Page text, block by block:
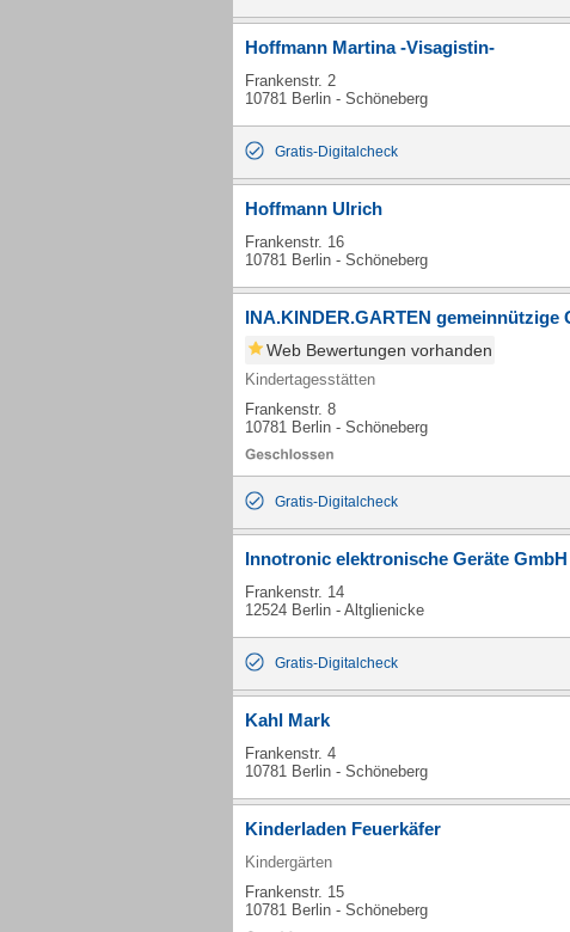
Hoffmann Martina -Visagistin-
Frankenstr. 2
10781 Berlin - Schöneberg
Gratis-Digitalcheck
Hoffmann Ulrich
Frankenstr. 16
10781 Berlin - Schöneberg
INA.KINDER.GARTEN gemeinnützige
Web Bewertungen vorhanden
Kindertagesstätten
Frankenstr. 8
10781 Berlin - Schöneberg
Gratis-Digitalcheck
Innotronic elektronische Geräte GmbH
Frankenstr. 14
12524 Berlin - Altglienicke
Gratis-Digitalcheck
Kahl Mark
Frankenstr. 4
10781 Berlin - Schöneberg
Kinderladen Feuerkäfer
Kindergärten
Frankenstr. 15
10781 Berlin - Schöneberg